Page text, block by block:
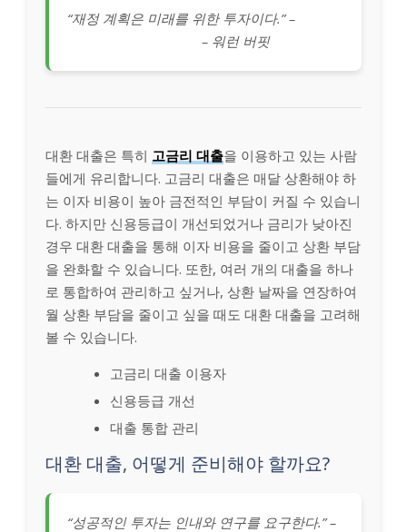
“재정 계획은 미래를 위한 투자이다.” –
– 워런 버핏
대환 대출은 특히 고금리 대출을 이용하고 있는 사람
들에게 유리합니다. 고금리 대출은 매달 상환해야 하
는 이자 비용이 높아 금전적인 부담이 커질 수 있습니
다. 하지만 신용등급이 개선되었거나 금리가 낮아진
경우 대환 대출을 통해 이자 비용을 줄이고 상환 부담
을 완화할 수 있습니다. 또한, 여러 개의 대출을 하나
로 통합하여 관리하고 싶거나, 상환 날짜을 연장하여
월 상환 부담을 줄이고 싶을 때도 대환 대출을 고려해
볼 수 있습니다.
고금리 대출 이용자
신용등급 개선
대출 통합 관리
대환 대출, 어떻게 준비해야 할까요?
“성공적인 투자는 인내와 연구를 요구한다.” –